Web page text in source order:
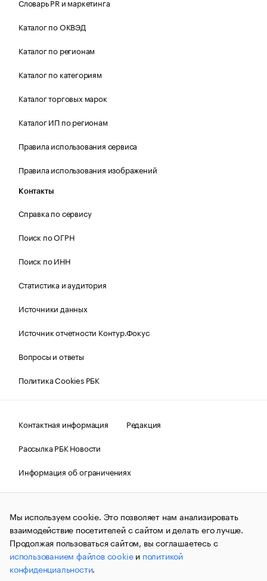
Словарь PR и маркетинга
Каталог по ОКВЭД
Каталог по регионам
Каталог по категориям
Каталог торговых марок
Каталог ИП по регионам
Правила использования сервиса
Правила использования изображений
Контакты
Справка по сервису
Поиск по ОГРН
Поиск по ИНН
Статистика и аудитория
Источники данных
Источник отчетности Контур.Фокус
Вопросы и ответы
Политика Cookies РБК
Контактная информация
Редакция
Рассылка РБК Новости
Информация об ограничениях
Правовая информация
О соблюдении авторских прав
© АО «РОСБИЗНЕСКОНСАЛТИНГ»,1995–2026.Сообщения
и материалы информационного агентства «РБК»
(зарегистрировано Федеральной службой по надзору в сфере
связи, информационных технологий и массовых
коммуникаций (Роскомнадзор) 09.12.2015 за номером ИА
№ФС77-63848) сопровождаются пометкой «РБК». Отдельные
публикации могут содержать информацию,
Мы используем cookie. Это позволяет нам анализировать
взаимодействие посетителей с сайтом и делать его лучше.
Продолжая пользоваться сайтом, вы соглашаетесь с
использованием файлов cookieи политикой
конфиденциальности.